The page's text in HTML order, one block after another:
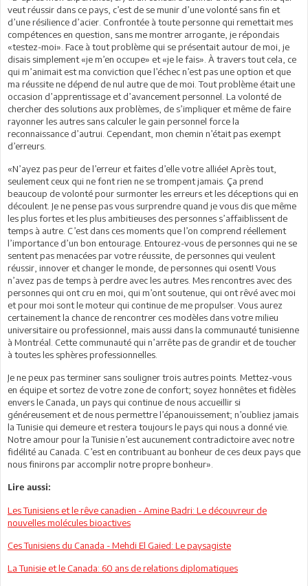
veut réussir dans ce pays, c’est de se munir d’une volonté sans fin et
d’une résilience d’acier. Confrontée à toute personne qui remettait mes
compétences en question, sans me montrer arrogante, je répondais
«testez-moi». Face à tout problème qui se présentait autour de moi, je
disais simplement «je m’en occupe» et «je le fais». À travers tout cela, ce
qui m’animait est ma conviction que l’échec n’est pas une option et que
ma réussite ne dépend de nul autre que de moi. Tout problème était une
occasion d’apprentissage et d’avancement personnel. La volonté de
chercher des solutions aux problèmes, de s’impliquer et même de faire
rayonner les autres sans calculer le gain personnel force la
reconnaissance d’autrui. Cependant, mon chemin n’était pas exempt
d’erreurs.
«N’ayez pas peur de l’erreur et faites d’elle votre alliée! Après tout,
seulement ceux qui ne font rien ne se trompent jamais. Ça prend
beaucoup de volonté pour surmonter les erreurs et les déceptions qui en
découlent. Je ne pense pas vous surprendre quand je vous dis que même
les plus fortes et les plus ambitieuses des personnes s’affaiblissent de
temps à autre. C’est dans ces moments que l’on comprend réellement
l’importance d’un bon entourage. Entourez-vous de personnes qui ne se
sentent pas menacées par votre réussite, de personnes qui veulent
réussir, innover et changer le monde, de personnes qui osent! Vous
n’avez pas de temps à perdre avec les autres. Mes rencontres avec des
personnes qui ont cru en moi, qui m’ont soutenue, qui ont rêvé avec moi
et pour moi sont le moteur qui continue de me propulser. Vous aurez
certainement la chance de rencontrer ces modèles dans votre milieu
universitaire ou professionnel, mais aussi dans la communauté tunisienne
à Montréal. Cette communauté qui n’arrête pas de grandir et de toucher
à toutes les sphères professionnelles.
Je ne peux pas terminer sans souligner trois autres points. Mettez-vous
en équipe et sortez de votre zone de confort; soyez honnêtes et fidèles
envers le Canada, un pays qui continue de nous accueillir si
généreusement et de nous permettre l’épanouissement; n’oubliez jamais
la Tunisie qui demeure et restera toujours le pays qui nous a donné vie.
Notre amour pour la Tunisie n’est aucunement contradictoire avec notre
fidélité au Canada. C’est en contribuant au bonheur de ces deux pays que
nous finirons par accomplir notre propre bonheur».
Lire aussi:
Les Tunisiens et le rêve canadien - Amine Badri: Le découvreur de
nouvelles molécules bioactives
Ces Tunisiens du Canada - Mehdi El Gaied: Le paysagiste
La Tunisie et le Canada: 60 ans de relations diplomatiques